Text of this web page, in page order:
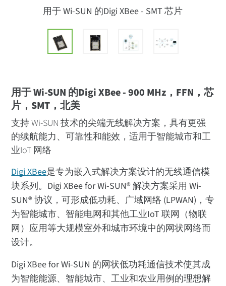
用于 Wi-SUN 的Digi XBee - SMT 芯片
用于 Wi-SUN 的Digi XBee - 900 MHz，FFN，芯
片，SMT，北美
支持 Wi-SUN 技术的尖端无线解决方案，具有更强
的续航能力、可靠性和能效，适用于智能城市和工
业IoT 网络
Digi XBee是专为嵌入式解决方案设计的无线通信模
块系列。Digi XBee for Wi-SUN® 解决方案采用 Wi-
SUN® 协议，可形成低功耗、广域网络 (LPWAN)，专
为智能城市、智能电网和其他工业IoT 联网（物联
网）应用等大规模室外和城市环境中的网状网络而
设计。
Digi XBee for Wi-SUN 的网状低功耗通信技术使其成
为智能能源、智能城市、工业和农业用例的理想解